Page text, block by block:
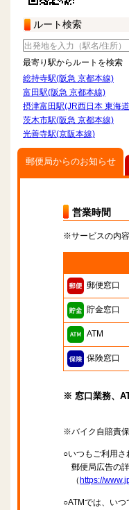
ルート検索
最寄り駅からルートを検索
総持寺駅(阪急 京都本線)
富田駅(阪急 京都本線)
摂津富田駅(JR西日本 東海
茨木市駅(阪急 京都本線)
光善寺駅(京阪本線)
郵便局からのお知らせ
営業時間
※サービスの内
郵便窓口
貯金窓口
ATM
保険窓口
※ 窓口業務、
※バイク自賠責
○いつもご利用
郵便局広告の
（ https://
○ATMでは、い